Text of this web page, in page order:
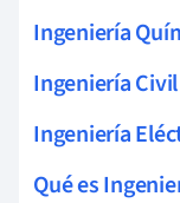
Ingeniería
Ingeniería Civil
Ingeniería
Qué es